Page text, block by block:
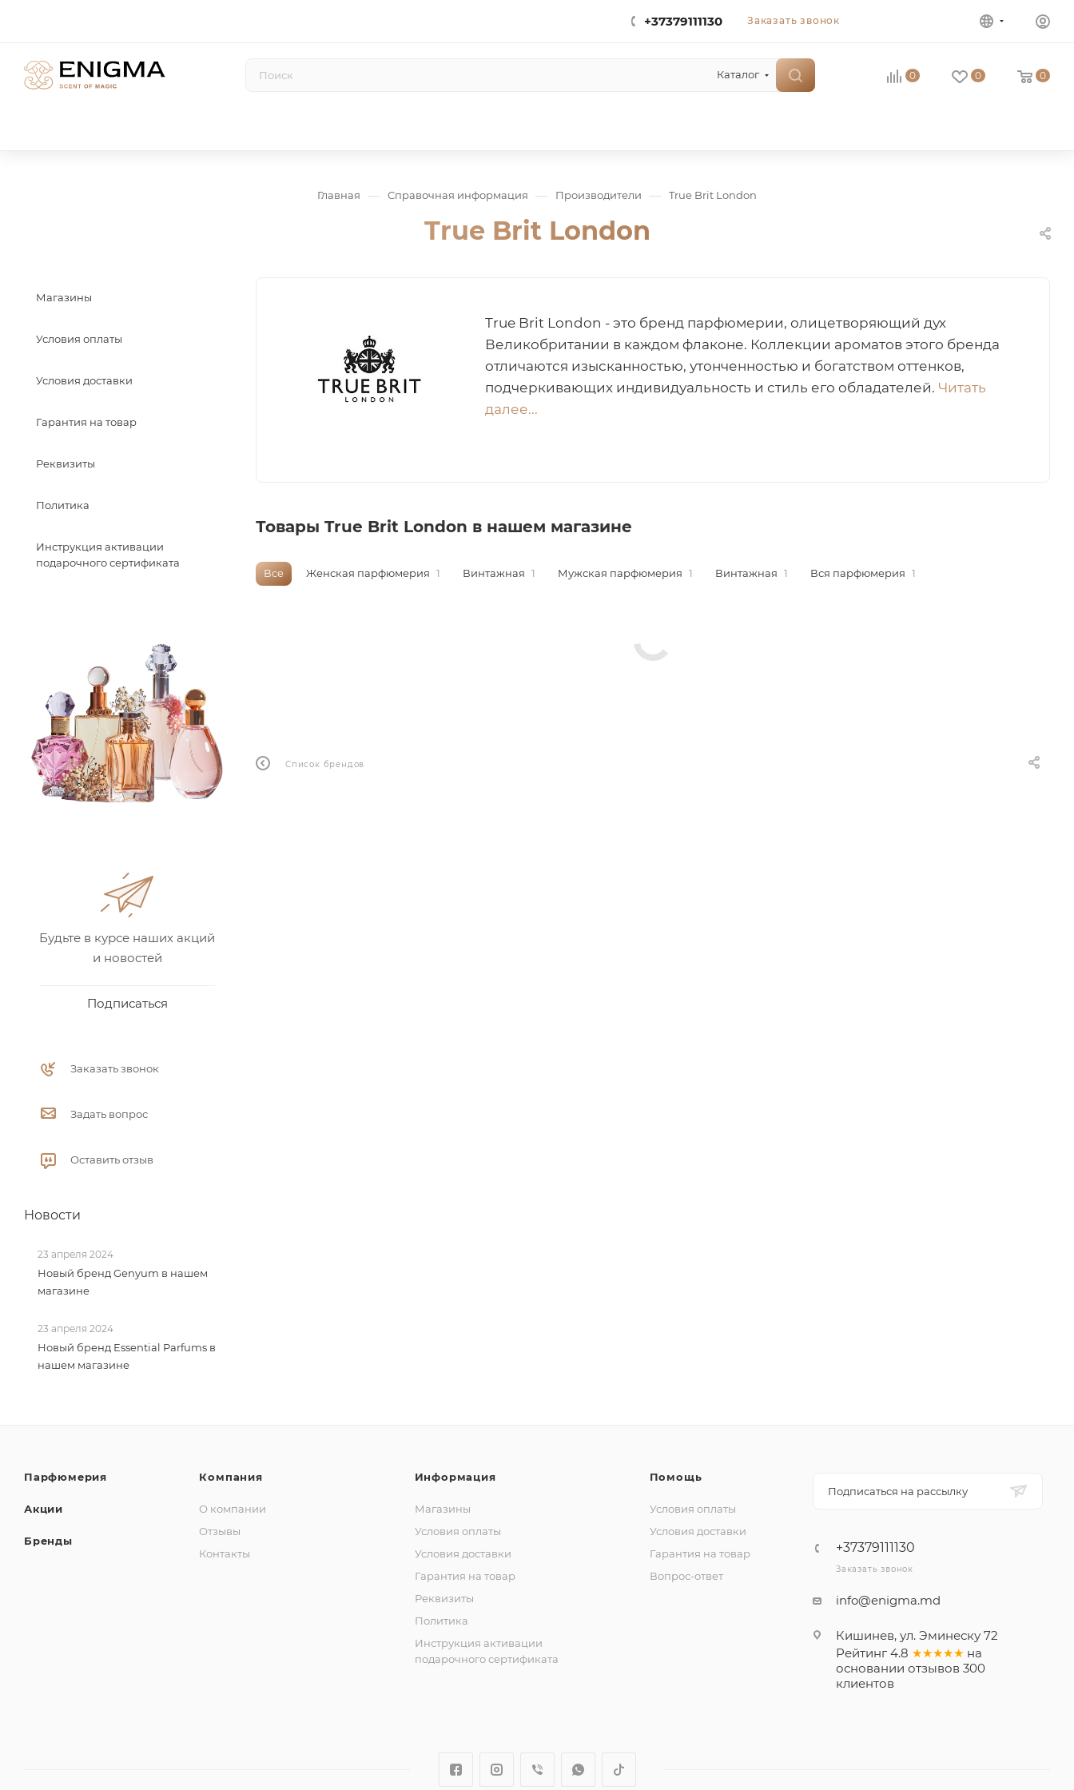
+37379111130 Заказать звонок
Каталог 0 0 0
Главная — Справочная информация — Производители — True Brit London
True Brit London
True Brit London - это бренд парфюмерии, олицетворяющий дух
Великобритании в каждом флаконе. Коллекции ароматов этого бренда
отличаются изысканностью, утонченностью и богатством оттенков,
подчеркивающих индивидуальность и стиль его обладателей. Читать
далее...
Товары True Brit London в нашем магазине
Все Женская парфюмерия 1 Винтажная 1 Мужская парфюмерия 1 Винтажная 1 Вся парфюмерия 1
Список брендов
Магазины
Условия оплаты
Условия доставки
Гарантия на товар
Реквизиты
Политика
Инструкция активации
подарочного сертификата
Будьте в курсе наших акций
и новостей
Подписаться
Заказать звонок
Задать вопрос
Оставить отзыв
Новости
23 апреля 2024
Новый бренд Genyum в нашем
магазине
23 апреля 2024
Новый бренд Essential Parfums в
нашем магазине
Парфюмерия
Акции
Бренды
Компания
О компании
Отзывы
Контакты
Информация
Магазины
Условия оплаты
Условия доставки
Гарантия на товар
Реквизиты
Политика
Инструкция активации
подарочного сертификата
Помощь
Условия оплаты
Условия доставки
Гарантия на товар
Вопрос-ответ
Подписаться на рассылку
+37379111130
Заказать звонок
info@enigma.md
Кишинев, ул. Эминеску 72
Рейтинг 4.8 ★★★★★ на
основании отзывов 300
клиентов